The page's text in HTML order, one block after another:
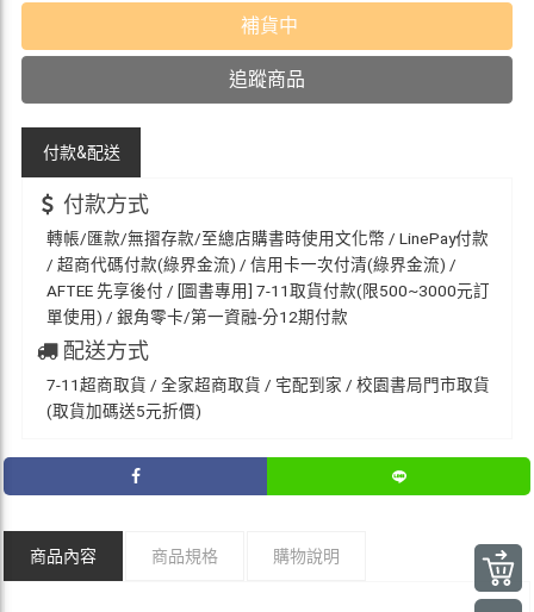
補貨中
追蹤商品
付款&配送
付款方式
轉帳/匯款/無摺存款/至總店購書時使用文化幣 / LinePay付款
/ 超商代碼付款(綠界金流) / 信用卡一次付清(綠界金流) /
AFTEE 先享後付 / [圖書專用] 7-11取貨付款(限500~3000元訂
單使用) / 銀角零卡/第一資融-分12期付款
配送方式
7-11超商取貨 / 全家超商取貨 / 宅配到家 / 校園書局門市取貨
(取貨加碼送5元折價)
商品內容 商品規格 購物說明